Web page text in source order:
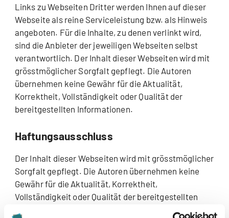
Links zu Webseiten Dritter werden Ihnen auf dieser
Webseite als reine Serviceleistung bzw. als Hinweis
angeboten. Für die Inhalte, zu denen verlinkt wird,
sind die Anbieter der jeweiligen Webseiten selbst
verantwortlich. Der Inhalt dieser Webseiten wird mit
grösstmöglicher Sorgfalt gepflegt. Die Autoren
übernehmen keine Gewähr für die Aktualität,
Korrektheit, Vollständigkeit oder Qualität der
bereitgestellten Informationen.
Haftungsausschluss
Der Inhalt dieser Webseiten wird mit grösstmöglicher
Sorgfalt gepflegt. Die Autoren übernehmen keine
Gewähr für die Aktualität, Korrektheit,
Vollständigkeit oder Qualität der bereitgestellten